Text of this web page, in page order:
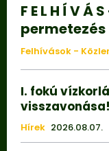
F E L H Í V
permetezés
Felhívások -
I. fokú
visszavonása!
Hírek 2026.08.07.